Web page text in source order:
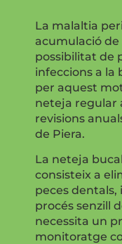
La malaltia
acumulació de
possibilitat de
infeccions a la
per aquest
neteja regular
revisions
de Piera.
La neteja
consisteix a
peces dentals,
procés senzill
necessita un
monitoratge